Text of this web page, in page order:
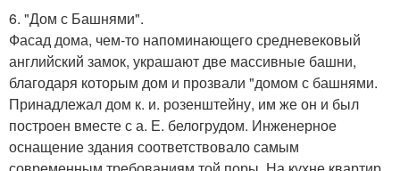
6. "Дом с Башнями".
Фасад дома, чем-то напоминающего средневековый
английский замок, украшают две массивные башни,
благодаря которым дом и прозвали "домом с башнями.
Принадлежал дом к. и. розенштейну, им же он и был
построен вместе с а. Е. белогрудом. Инженерное
оснащение здания соответствовало самым